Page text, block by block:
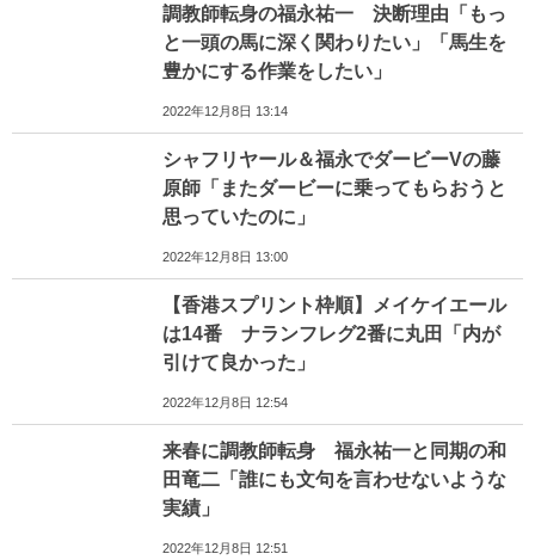
調教師転身の福永祐一 決断理由「もっ
と一頭の馬に深く関わりたい」「馬生を
豊かにする作業をしたい」
2022年12月8日 13:14
シャフリヤール＆福永でダービーVの藤
原師「またダービーに乗ってもらおうと
思っていたのに」
2022年12月8日 13:00
【香港スプリント枠順】メイケイエール
は14番 ナランフレグ2番に丸田「内が
引けて良かった」
2022年12月8日 12:54
来春に調教師転身 福永祐一と同期の和
田竜二「誰にも文句を言わせないような
実績」
2022年12月8日 12:51